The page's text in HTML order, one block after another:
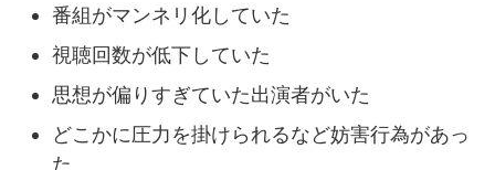
番組がマンネリ化していた
視聴回数が低下していた
思想が偏りすぎていた出演者がいた
どこかに圧力を掛けられるなど妨害行為があっ
た